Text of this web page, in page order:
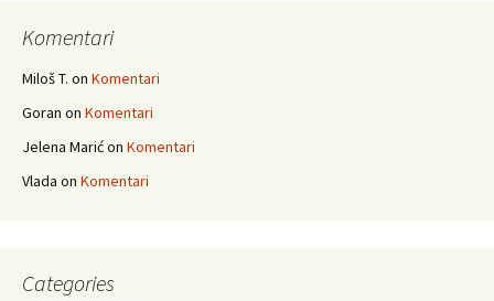
Komentari
Miloš T. on Komentari
Goran on Komentari
Jelena Marićon Komentari
Vlada on Komentari
Categories